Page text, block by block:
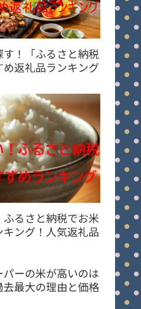
！「ふるさと納税
返礼品ランキング
ふるさと納税でお米
ング！人気返礼品
ーの米が高いのは
最大の理由と価格